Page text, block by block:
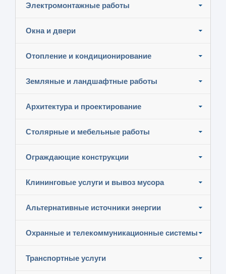
Электромонтажные работы
Окна и двери
Отопление и кондиционирование
Земляные и ландшафтные работы
Архитектура и проектирование
Столярные и мебельные работы
Ограждающие конструкции
Клининговые услуги и вывоз мусора
Альтернативные источники энергии
Охранные и телекоммуникационные системы
Транспортные услуги